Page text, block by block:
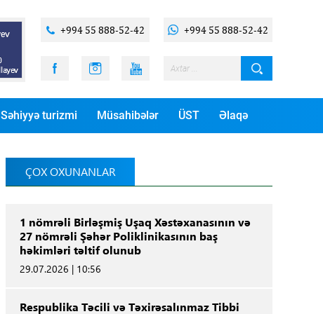
+994 55 888-52-42 +994 55 888-52-42
Səhiyyə turizmi Müsahibələr ÜST Əlaqə
ÇOX OXUNANLAR
1 nömrəli Birləşmiş Uşaq Xəstəxanasının və
27 nömrəli Şəhər Poliklinikasının baş
həkimləri təltif olunub
29.07.2026 | 10:56
Respublika Təcili və Təxirəsalınmaz Tibbi